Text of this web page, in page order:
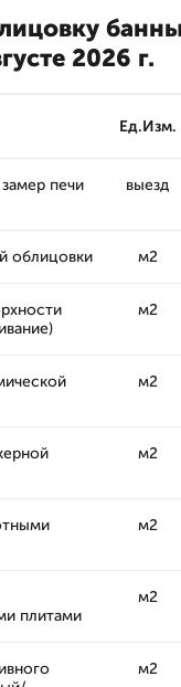
2026 г.
Ед.Изм.
печи
выезд
облицовки м2
м2
м2
м2
м2
плитами
м2
м2